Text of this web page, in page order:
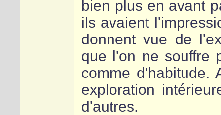
bien plus en avant
ils avaient
donnent vue de
que l'on ne souffre
comme d'habitude.
exploration
d'autres.